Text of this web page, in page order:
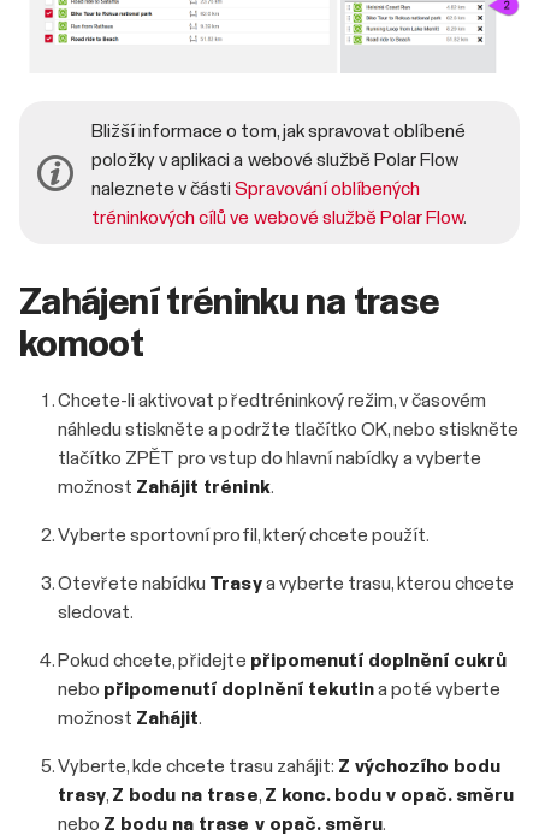
Bližší informace o tom, jak spravovat oblíbené
položky v aplikaci a webové službě Polar Flow
naleznete v částiSpravování oblíbených
tréninkových cílů ve webové službě Polar Flow.
Zahájení tréninku na trase
komoot
Chcete-li aktivovat předtréninkový režim, v časovém
náhledu stiskněte a podržte tlačítko OK, nebo stiskněte
tlačítko ZPĚT pro vstup do hlavní nabídky a vyberte
možnost Zahájit trénink.
Vyberte sportovní profil, který chcete použít.
Otevřete nabídku Trasya vyberte trasu, kterou chcete
sledovat.
Pokud chcete, přidejte připomenutí doplnění cukrů
nebo připomenutí doplnění tekutina poté vyberte
možnost Zahájit.
Vyberte, kde chcete trasu zahájit: Z výchozího bodu
trasy, Z bodu na trase, Z konc. bodu v opač. směru
nebo Z bodu na trase v opač. směru.